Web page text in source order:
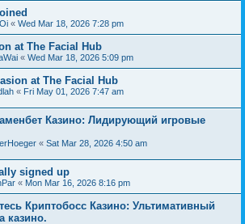
« Wed Mar 18, 2026 7:28 pm
at The Facial Hub
« Wed Mar 18, 2026 5:09 pm
at The Facial Hub
« Fri May 01, 2026 7:47 am
Казино: Лидирующий игровые
« Sat Mar 28, 2026 4:50 am
signed up
« Mon Mar 16, 2026 8:16 pm
Криптобосс Казино: Ультимативный
казино.